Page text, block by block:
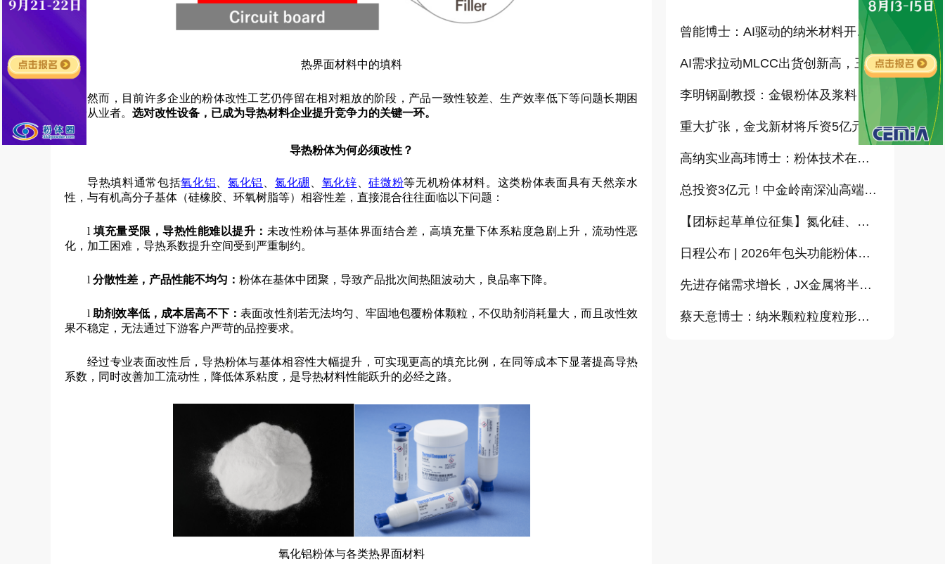
热界面材料中的填料
然而，目前许多企业的粉体改性工艺仍停留在相对粗放的阶段，产品一致性较差、生产效率低下等问题长期困
扰着从业者。 选对改性设备，已成为导热材料企业提升竞争力的关键一环。
导热粉体为何必须改性？
导热填料通常包括氧化铝 、氮化铝 氮化硼 氧化锌 、硅微粉等无机粉体材料。这类粉体表面具有天然亲水
性，与有机高分子基体（硅橡胶、环氧树脂等）相容性差，直接混合往往面临以下问题：
l 填充量受限，导热性能难以提升 ： 未改性粉体与基体界面结合差，高填充量下体系粘度急剧上升，流动性恶
化，加工困难，导热系数提升空间受到严重制约。
l 分散性差，产品性能不均匀 ： 粉体在基体中团聚，导致产品批次间热阻波动大，良品率下降。
l助剂效率低，成本居高不下：表面改性剂若无法均匀、牢固地包覆粉体颗粒，不仅助剂消耗量大，而且改性效
果不稳定，无法通过下游客户严苛的品控要求。
经过专业表面改性后，导热粉体与基体相容性大幅提升，可实现更高的填充比例，在同等成本下显著提高导热
系数，同时改善加工流动性，降低体系粘度，是导热材料性能跃升的必经之路。
氧化铝粉体与各类热界面材料
曾能博士：AI驱动的纳米材料开发新范式技术研究及基地建设（报告）
AI需求拉动MLCC出货创新高，三星、太阳诱电相继涨价
李明钢副教授：金银粉体及浆料增值化路径探讨（报告）
重大扩张，金戈新材将斥资5亿元打造“功能性粉体新材料智能制造基地”
高纳实业高玮博士：粉体技术在电池材料工业中的进展与需求（报告）
总投资3亿元！中金岭南深汕高端金属复合材料扩产项目正式开工
【团标起草单位征集】氮化硅、金刚石、碳化铪、氧化铝等
日程公布 | 2026年包头功能粉体论坛暨CEMIA粉体技术分会2026年会
先进存储需求增长，JX金属将半导体溅射靶材加工能力提升至约2倍
蔡天意博士：纳米颗粒粒度粒形定量测量（偏振图像动态光散射）新技术